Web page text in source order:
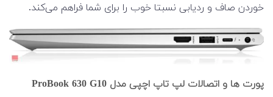
خوردن صاف و ردیابی نسبتا خوب را برای شما فراهم می‌کند.
پورت ها و اتصالات لپ تاپ اچپی مدل ProBook 630 G10